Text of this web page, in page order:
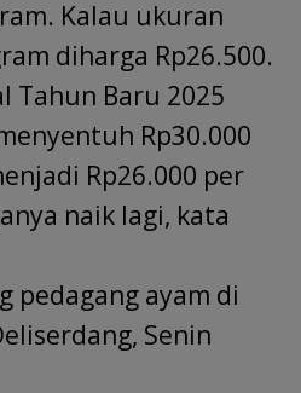
Kalau ukuran
diharga Rp26.500.
Tahun Baru 2025
Rp30.000
Rp26.000 per
naik lagi, kata
pedagang ayam di
Senin